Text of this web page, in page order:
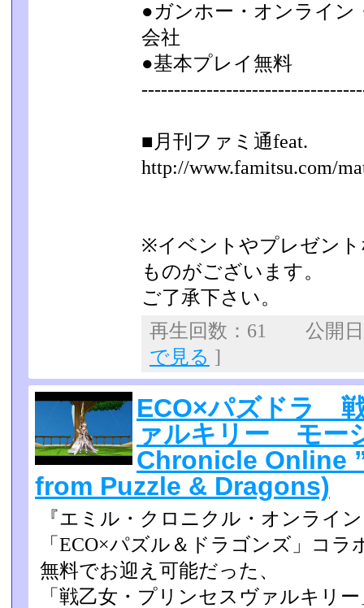
●ガンホー・オンライン
会社
●基本プレイ無料
■月刊ファミ通feat.
http://www.famitsu.com/
※イベントやプレゼン
ものがございます。
ご了承下さい。
再生回数：61 公開
で見る ]
ECO×パズドラ
ァルキリー モー
Chronicle Online
from Puzzle & Dragons)
『エミル・クロニクル・オンライ
「ECO×パズル＆ドラゴンズ」コラ
無料でお迎え可­能だった、
「戦乙女・プリンセスヴァルキリ